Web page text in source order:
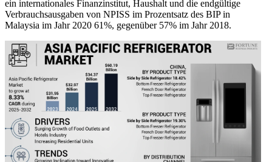
ein internationales Finanzinstitut, Haushalt und die endgültige
Verbrauchsausgaben von NPISS im Prozentsatz des BIP in
Malaysia im Jahr 2020 61%, gegenüber 57% im Jahr 2018.